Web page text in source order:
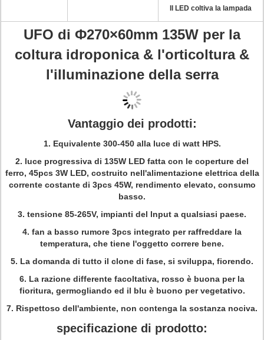
Il LED coltiva la lampada
UFO di Ф270×60mm 135W per la
coltura idroponica & l'orticoltura &
l'illuminazione della serra
Vantaggio dei prodotti:
1. Equivalente 300-450 alla luce di watt HPS.
2. luce progressiva di 135W LED fatta con le coperture del
ferro, 45pcs 3W LED, costruito nell'alimentazione elettrica della
corrente costante di 3pcs 45W, rendimento elevato, consumo
basso.
3. tensione 85-265V, impianti del lnput a qualsiasi paese.
4. fan a basso rumore 3pcs integrato per raffreddare la
temperatura, che tiene l'oggetto correre bene.
5. La domanda di tutto il clone di fase, si sviluppa, fiorendo.
6. La razione differente facoltativa, rosso è buona per la
fioritura, germogliando ed il blu è buono per vegetativo.
7. Rispettoso dell'ambiente, non contenga la sostanza nociva.
specificazione di prodotto: